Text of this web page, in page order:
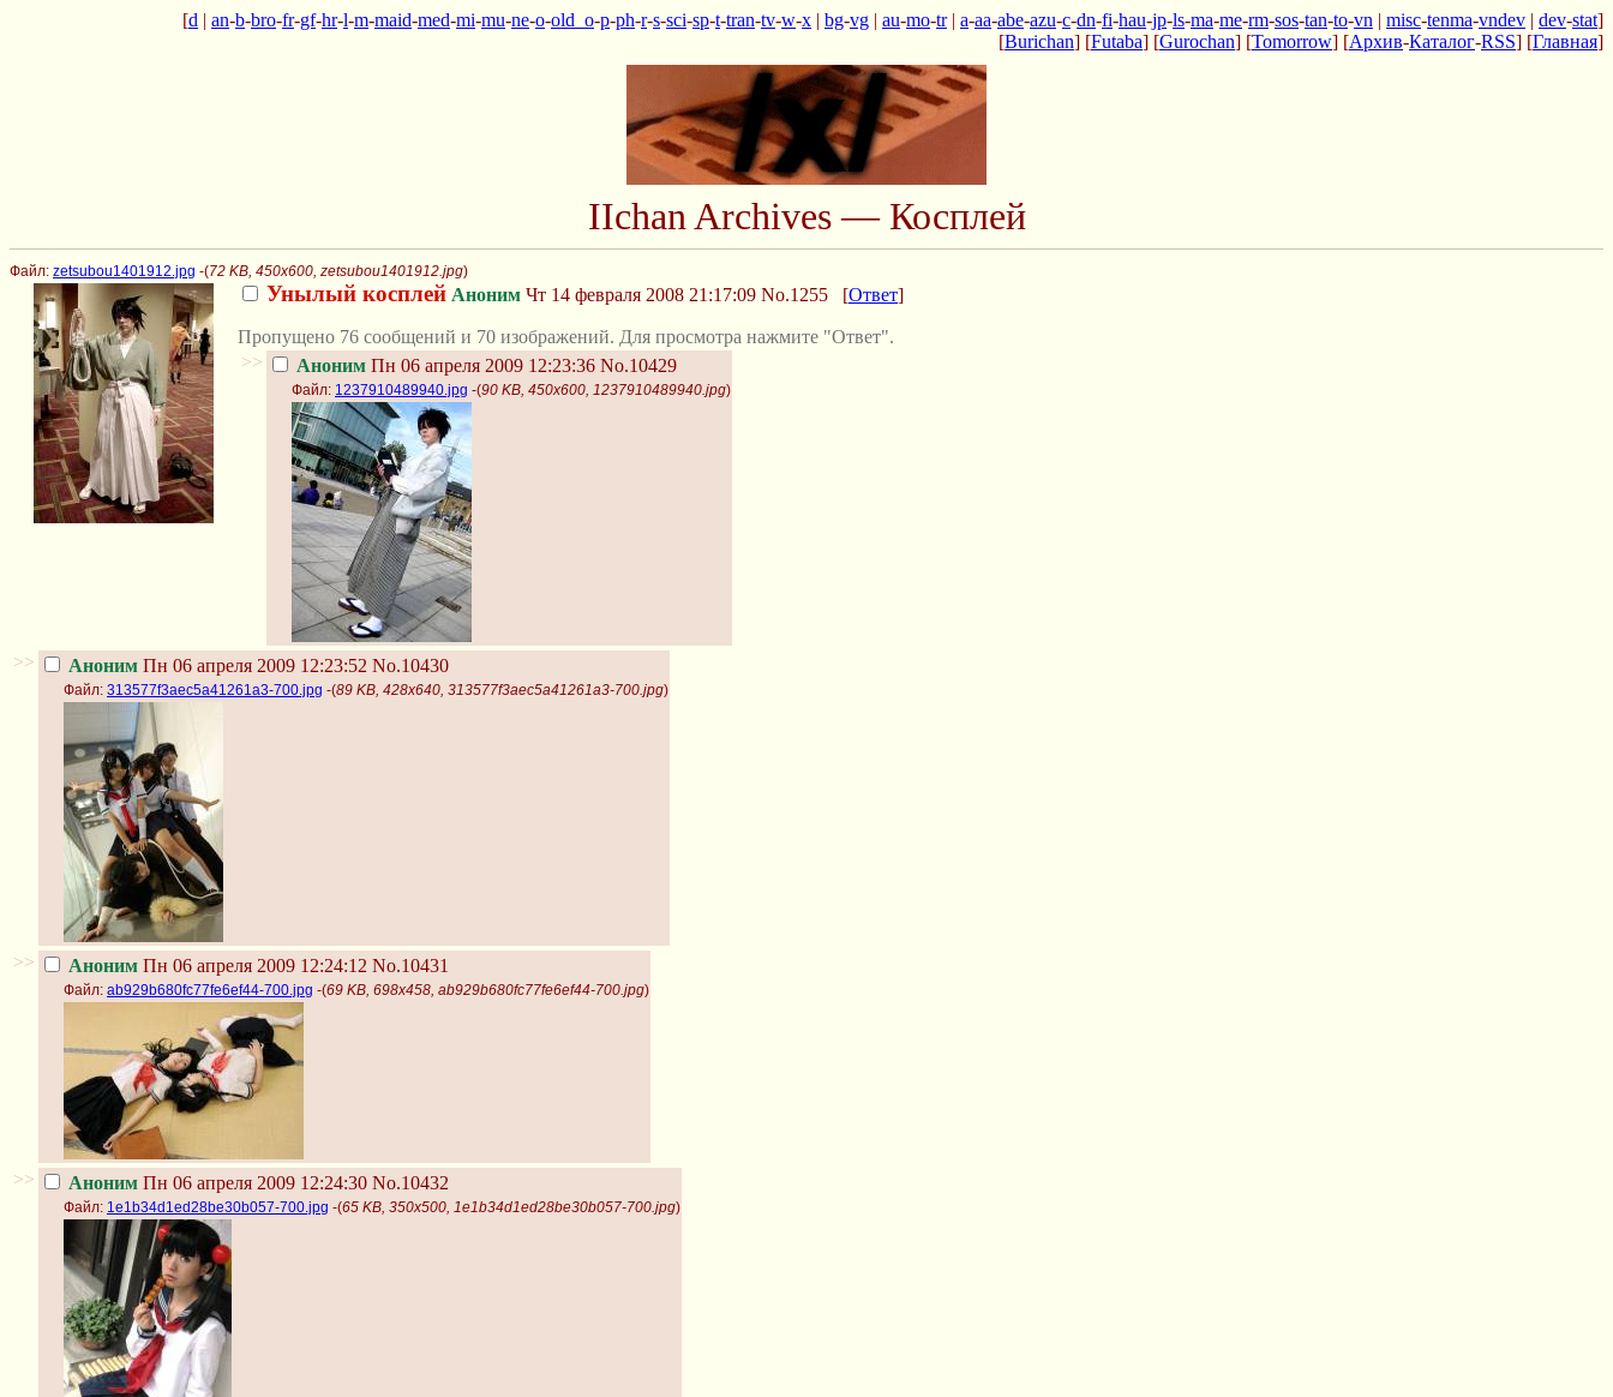
[d | an-b-bro-fr-gf-hr-l-m-maid-med-mi-mu-ne-o-old_o-p-ph-r-s-sci-sp-t-tran-tv-w-x | bg-vg | au-mo-tr| a-aa-abe-azu-c-dn-fi-hau-jp-ls-ma-me-rm-sos-tan-to-vn | misc-tenma-vndev | dev-stat]
[Burichan] [Futaba] [Gurochan] [Tomorrow] [Архив-Каталог-RSS] [Главная]
IIchan Archives — Косплей
Файл: zetsubou1401912.jpg -(72 KB, 450x600, zetsubou1401912.jpg)
Унылый косплей Аноним Чт 14 февраля 2008 21:17:09 No.1255 [Ответ]
Пропущено 76 сообщений и 70 изображений. Для просмотра нажмите "Ответ".
>>
Аноним Пн 06 апреля 2009 12:23:36 No.10429
Файл: 1237910489940.jpg -(90 KB, 450x600, 1237910489940.jpg)
>> Аноним Пн 06 апреля 2009 12:23:52 No.10430
Файл: 313577f3aec5a41261a3-700.jpg -(89 KB, 428x640, 313577f3aec5a41261a3-700.jpg)
>> Аноним Пн 06 апреля 2009 12:24:12 No.10431
Файл: ab929b680fc77fe6ef44-700.jpg -(69 KB, 698x458, ab929b680fc77fe6ef44-700.jpg)
>> Аноним Пн 06 апреля 2009 12:24:30 No.10432
Файл: 1e1b34d1ed28be30b057-700.jpg -(65 KB, 350x500, 1e1b34d1ed28be30b057-700.jpg)